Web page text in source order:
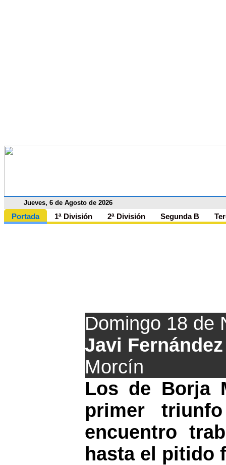
Jueves, 6 de Agosto de 2026
Portada 1ª División 2ª División Segunda B
Domingo 18 de
Javi Fernández
Morcín
Los de Borja
primer
encuentro
hasta el pitido